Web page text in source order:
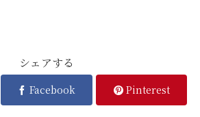
シェアする
Facebook Pinterest